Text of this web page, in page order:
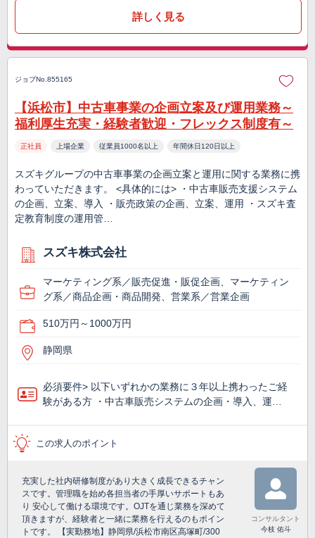
詳しく見る
ジョブNo.855165
【浜松市】中古車事業の企画立案及び運用業務～
福利厚生充実・経験者歓迎・フレックス制度有～
正社員 上場企業 従業員1000名以上 年間休日120日以上
スズキグループの中古車事業の企画立案と運用に関する業務に携
わっていただきます。 <具体的には> ・中古車販売支援システム
の企画、立案、導入 ・販売政策の企画、立案、運用 ・スズキ査
定教育制度の運用管…
スズキ株式会社
マーケティング系／販売促進・販促企画、マーケティン
グ系／商品企画・商品開発、営業系／営業企画
510万円～1000万円
静岡県
必須要件> 以下いずれかの業務に３年以上携わったご経
験がある方 ・中古車販売システムの企画・導入、運…
この求人のポイント
充実した社内研修制度があり大きく成長できるチャン
スです。管理職を始め各担当者の手厚いサポートもあ
り 安心して働ける環境です。OJTを通じ業務を深めて
頂きますが、経験者と一緒に業務を行えるのもポイン
トです。 【実勤務地】静岡県/浜松市南区高塚町/300
コンサルタント
今枝 佑斗